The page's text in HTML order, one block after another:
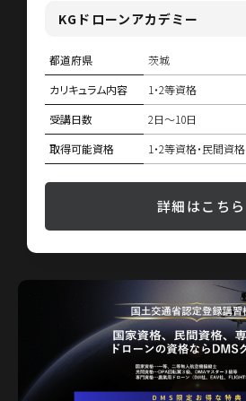
KGドローンアカデミー
都道府県
茨城
カリキュラム内容
1・2等資格
受講日数
2日〜10日
取得可能資格
1・2等資格・民間資格
詳細はこちら